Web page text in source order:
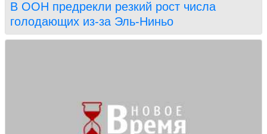
В ООН предрекли резкий рост числа
голодающих из-за Эль-Ниньо